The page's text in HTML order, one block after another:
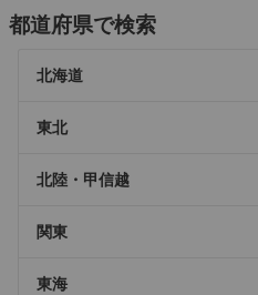
都道府県で検索
北海道
東北
北陸・甲信越
関東
東海